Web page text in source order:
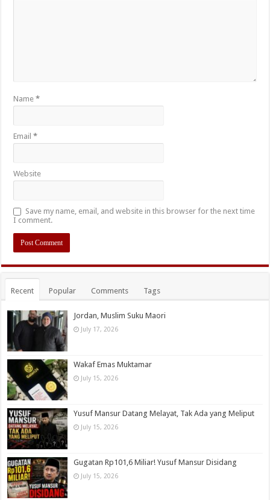
Name*
Email*
Website
Save my name, email, and website in this browser for the next time
I comment.
Recent Popular Comments Tags
Jordan, Muslim Suku Maori
July 17, 2026
Wakaf Emas Muktamar
July 15, 2026
Yusuf Mansur Datang Melayat, Tak Ada yang Meliput
July 15, 2026
Gugatan Rp101,6 Miliar! Yusuf Mansur Disidang
July 15, 2026